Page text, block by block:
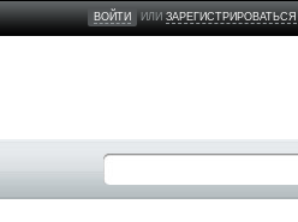
ВОЙТИ ИЛИЗАРЕГИСТРИРОВАТЬСЯ